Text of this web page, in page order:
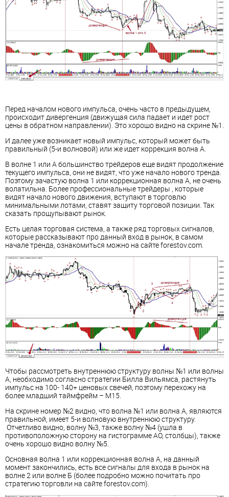
Перед началом нового импульса, очень часто в предыдущем,
происходит дивергенция (движущая сила падает и идет рост
цены в обратном направлении). Это хорошо видно на скрине №1.
И далее уже возникает новый импульс, который может быть
правильный (5-и волновой) или же идет коррекция волна А.
В волне 1 или А большинство трейдеров еще видят продолжение
текущего импульса, они не видят, что уже начало нового тренда.
Поэтому зачастую волна 1 или коррекционная волна А, не очень
волатильна. Более профессиональные трейдеры , которые
видят начало нового движения, вступают в торговлю
минимальными лотами, ставят защиту торговой позиции. Так
сказать прощупывают рынок.
Есть целая торговая система, а также ряд торговых сигналов,
которые рассказывают про данный вход в рынок, в самом
начале тренда, ознакомиться можно на сайте forestov.com.
Чтобы рассмотреть внутреннюю структуру волны №1 или волны
А, необходимо согласно стратегии Билла Вильямса, растянуть
импульс на 100- 140+ ценовых свечей, поэтому перехожу на
более младший таймфрейм – М15.
На скрине номер №2 видно, что волна №1 или волна А, являются
правильной, имеет 5-и волновую внутреннюю структуру.
Отчетливо видно, волну №3, также волну №4 (ушла в
противоположную сторону на гистограмме АО, столбцы), также
очень хорошо видно волну №5.
Основная волна 1 или коррекционная волна А, на данный
момент закончились, есть все сигналы для входа в рынок на
волне 2 или волне Б (более подробно можно почитать про
стратегию торговли на сайте forestov.com).